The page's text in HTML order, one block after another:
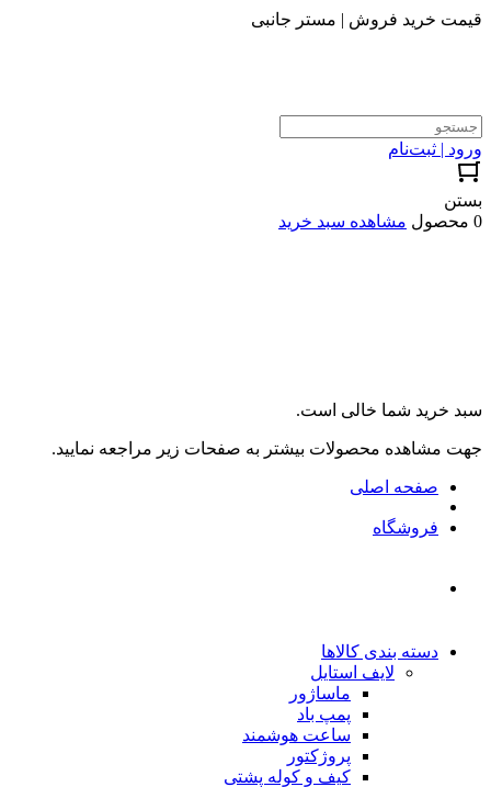
قیمت خرید فروش | مستر جانبی
ورود | ثبت‌نام
بستن
0 محصول
مشاهده سبد خرید
سبد خرید شما خالی است.
جهت مشاهده محصولات بیشتر به صفحات زیر مراجعه نمایید.
صفحه اصلی
فروشگاه
دسته بندی کالاها
لایف استایل
ماساژور
پمپ باد
ساعت هوشمند
پروژکتور
کیف و کوله پشتی